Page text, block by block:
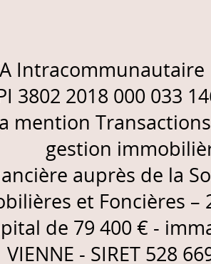
Intracommunautaire
3802 2018 000 033
mention
gestion
auprès de la
et Foncières –
de 79 400 € -
VIENNE - SIRET 528